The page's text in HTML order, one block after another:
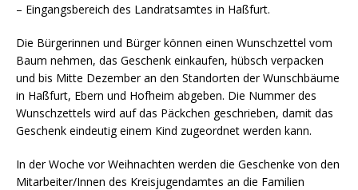
– Eingangsbereich des Landratsamtes in Haßfurt.
Die Bürgerinnen und Bürger können einen Wunschzettel vom
Baum nehmen, das Geschenk einkaufen, hübsch verpacken
und bis Mitte Dezember an den Standorten der Wunschbäume
in Haßfurt, Ebern und Hofheim abgeben. Die Nummer des
Wunschzettels wird auf das Päckchen geschrieben, damit das
Geschenk eindeutig einem Kind zugeordnet werden kann.
In der Woche vor Weihnachten werden die Geschenke von den
Mitarbeiter/Innen des Kreisjugendamtes an die Familien